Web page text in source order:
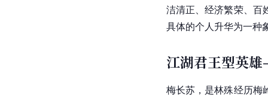
洁清正、经济繁荣、百
具体的个人升华为一种
江湖君王型英
梅长苏，是林殊经历梅